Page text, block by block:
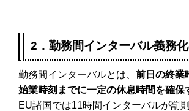
2．勤務間インターバル義務
勤務間インターバルとは、 前日の終業
始業時刻までに一定の休息時間を確保
EU諸国では11時間インターバルが罰